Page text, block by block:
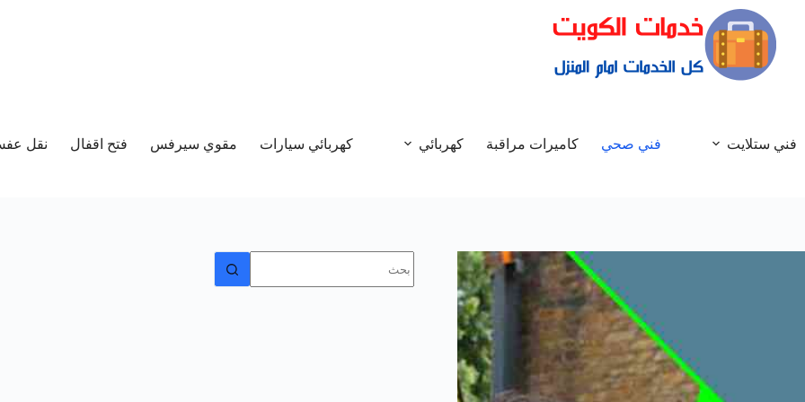
فني ستلايت فني صحي كاميرات مراقبة كهربائي كهربائي سيارات مقوي سيرفس فتح اقفال نقل